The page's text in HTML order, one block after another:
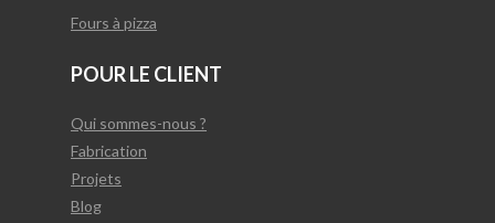
Fours à pizza
Qui sommes-nous ?
Fabrication
Projets
Blog
POUR LE CLIENT